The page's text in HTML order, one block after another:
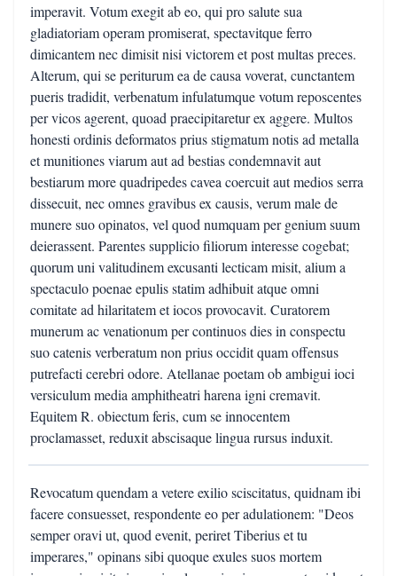
imperavit. Votum exegit ab eo, qui pro salute sua
gladiatoriam operam promiserat, spectavitque ferro
dimicantem nec dimisit nisi victorem et post multas preces.
Alterum, qui se periturum ea de causa voverat, cunctantem
pueris tradidit, verbenatum infulatumque votum reposcentes
per vicos agerent, quoad praecipitaretur ex aggere. Multos
honesti ordinis deformatos prius stigmatum notis ad metalla
et munitiones viarum aut ad bestias condemnavit aut
bestiarum more quadripedes cavea coercuit aut medios serra
dissecuit, nec omnes gravibus ex causis, verum male de
munere suo opinatos, vel quod numquam per genium suum
deierassent. Parentes supplicio filiorum interesse cogebat;
quorum uni valitudinem excusanti lecticam misit, alium a
spectaculo poenae epulis statim adhibuit atque omni
comitate ad hilaritatem et iocos provocavit. Curatorem
munerum ac venationum per continuos dies in conspectu
suo catenis verberatum non prius occidit quam offensus
putrefacti cerebri odore. Atellanae poetam ob ambigui ioci
versiculum media amphitheatri harena igni cremavit.
Equitem R. obiectum feris, cum se innocentem
proclamasset, reduxit abscisaque lingua rursus induxit.
Revocatum quendam a vetere exilio sciscitatus, quidnam ibi
facere consuesset, respondente eo per adulationem: "Deos
semper oravi ut, quod evenit, periret Tiberius et tu
imperares," opinans sibi quoque exules suos mortem